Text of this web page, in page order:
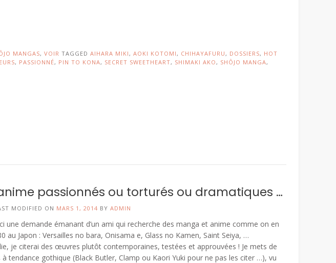
MANGAS, VOIR TAGGED AIHARA MIKI , AOKI KOTOMI , CHIHAYAFURU , DOSSIERS, HOT
, PASSIONNÉ, PIN TO KONA, SECRET SWEETHEART, SHIMAKI AKO , SHÔJO MANGA,
passionnés ou torturés ou dramatiques …
MODIFIED ON MARS 1, 2014 BY ADMIN
une demande émanant d’un ami qui recherche des manga et anime comme on en
au Japon : Versailles no bara, Onisama e, Glass no Kamen, Saint Seiya, …
je citerai des œuvres plutôt contemporaines, testées et approuvées ! Je mets de
tendance gothique (Black Butler, Clamp ou Kaori Yuki pour ne pas les citer …), vu